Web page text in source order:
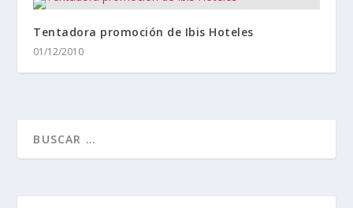
Tentadora promoción de Ibis Hoteles
01/12/2010